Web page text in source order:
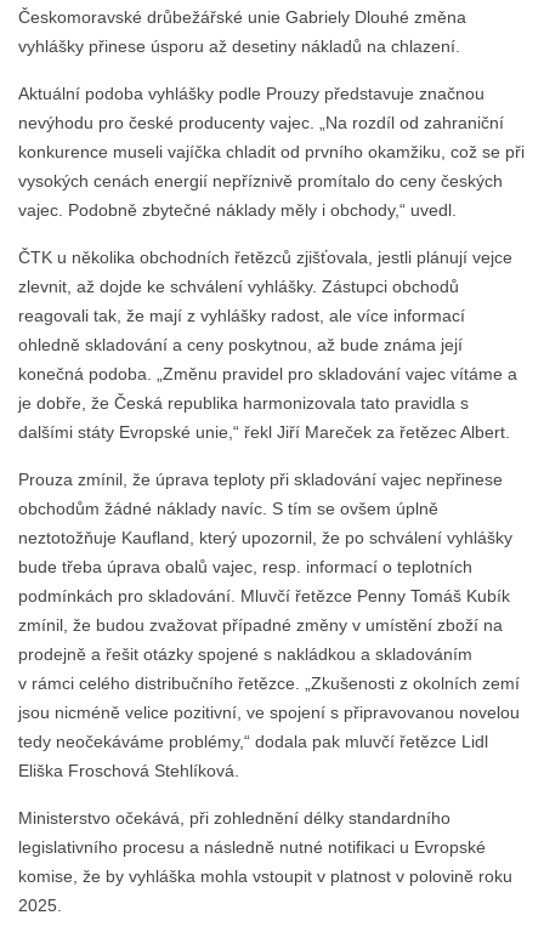
Českomoravské drůbežářské unie Gabriely Dlouhé změna
vyhlášky přinese úsporu až desetiny nákladů na chlazení.
Aktuální podoba vyhlášky podle Prouzy představuje značnou
nevýhodu pro české producenty vajec. „Na rozdíl od zahraniční
konkurence museli vajíčka chladit od prvního okamžiku, což se při
vysokých cenách energií nepříznivě promítalo do ceny českých
vajec. Podobně zbytečné náklady měly i obchody,“ uvedl.
ČTK u několika obchodních řetězců zjišťovala, jestli plánují vejce
zlevnit, až dojde ke schválení vyhlášky. Zástupci obchodů
reagovali tak, že mají z vyhlášky radost, ale více informací
ohledně skladování a ceny poskytnou, až bude známa její
konečná podoba. „Změnu pravidel pro skladování vajec vítáme a
je dobře, že Česká republika harmonizovala tato pravidla s
dalšími státy Evropské unie,“ řekl Jiří Mareček za řetězec Albert.
Prouza zmínil, že úprava teploty při skladování vajec nepřinese
obchodům žádné náklady navíc. S tím se ovšem úplně
neztotožňuje Kaufland, který upozornil, že po schválení vyhlášky
bude třeba úprava obalů vajec, resp. informací o teplotních
podmínkách pro skladování. Mluvčí řetězce Penny Tomáš Kubík
zmínil, že budou zvažovat případné změny v umístění zboží na
prodejně a řešit otázky spojené s nakládkou a skladováním
v rámci celého distribučního řetězce. „Zkušenosti z okolních zemí
jsou nicméně velice pozitivní, ve spojení s připravovanou novelou
tedy neočekáváme problémy,“ dodala pak mluvčí řetězce Lidl
Eliška Froschová Stehlíková.
Ministerstvo očekává, při zohlednění délky standardního
legislativního procesu a následně nutné notifikaci u Evropské
komise, že by vyhláška mohla vstoupit v platnost v polovině roku
2025.